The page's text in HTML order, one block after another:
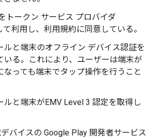
トークン サービス プロバイダ
て利用し、利用規約に同意している。
ルと端末のオフライン デバイス認証を
いる。これにより、ユーザーは端末が
なっても端末でタップ操作を行うこと
ルと端末がEMV Level 3 認定を取得し
バイスの Google Play 開発者サービス